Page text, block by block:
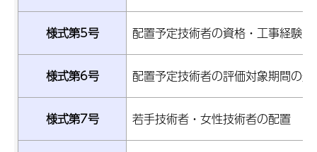
様式第5号 配置予定技術者の資格・工事経験
様式第6号 配置予定技術者の評価対象期間の
様式第7号 若手技術者・女性技術者の配置